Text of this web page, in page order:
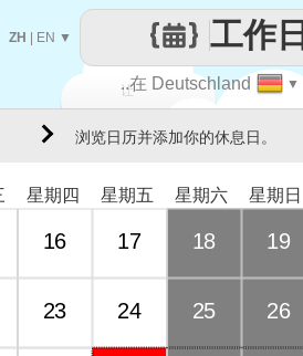
让
..在 Deutschland ▼
工作日
ZH EN ▼
浏览日历并添加你的休息日。
星期四 星期五 星期六 星期日
16 17 18 19
23 24 25 26